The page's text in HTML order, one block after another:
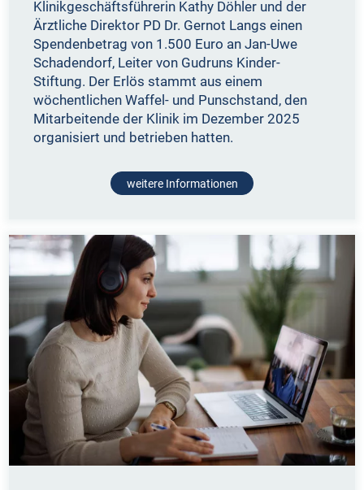
Klinikgeschäftsführerin Kathy Döhler und der
Ärztliche Direktor PD Dr. Gernot Langs einen
Spendenbetrag von 1.500 Euro an Jan-Uwe
Schadendorf, Leiter von Gudruns Kinder-
Stiftung. Der Erlös stammt aus einem
wöchentlichen Waffel- und Punschstand, den
Mitarbeitende der Klinik im Dezember 2025
organisiert und betrieben hatten.
weitere Informationen